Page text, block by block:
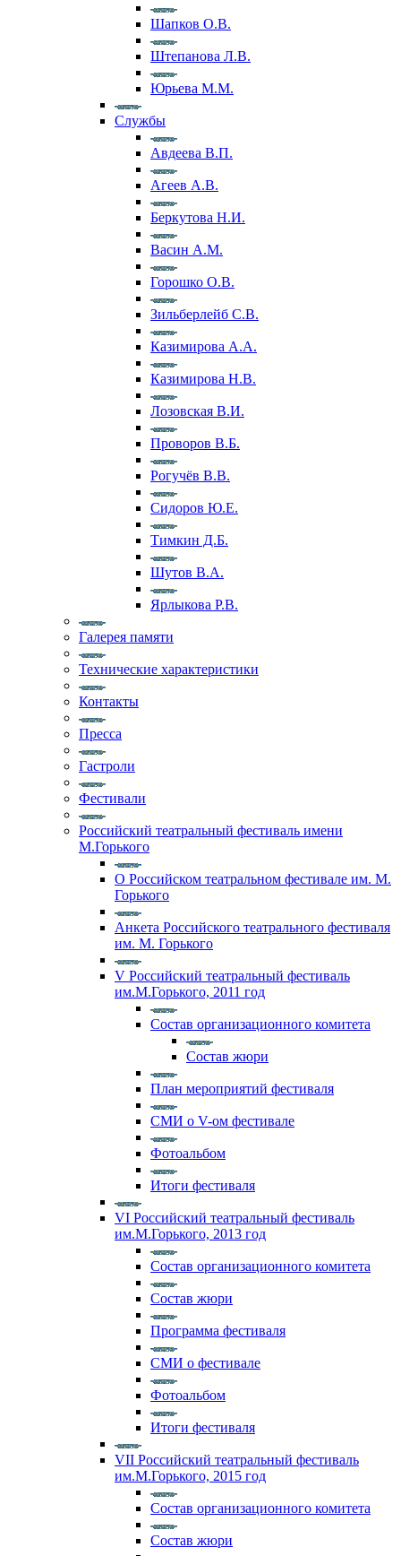
Шапков О.В.
Штепанова Л.В.
Юрьева М.М.
Службы
Авдеева В.П.
Агеев А.В.
Беркутова Н.И.
Васин А.М.
Горошко О.В.
Зильберлейб С.В.
Казимирова А.А.
Казимирова Н.В.
Лозовская В.И.
Проворов В.Б.
Рогучёв В.В.
Сидоров Ю.Е.
Тимкин Д.Б.
Шутов В.А.
Ярлыкова Р.В.
Галерея памяти
Технические характеристики
Контакты
Пресса
Гастроли
Фестивали
Российский театральный фестиваль имени
М.Горького
О Российском театральном фестивале им. М.
Горького
Анкета Российского театрального фестиваля
им. М. Горького
V Российский театральный фестиваль
им.М.Горького, 2011 год
Состав организационного комитета
Состав жюри
План мероприятий фестиваля
СМИ о V-ом фестивале
Фотоальбом
Итоги фестиваля
VI Российский театральный фестиваль
им.М.Горького, 2013 год
Состав организационного комитета
Состав жюри
Программа фестиваля
СМИ о фестивале
Фотоальбом
Итоги фестиваля
VII Российский театральный фестиваль
им.М.Горького, 2015 год
Состав организационного комитета
Состав жюри